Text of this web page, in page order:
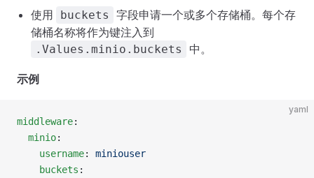
使用
buckets
字段申请一个或多个存储桶。每个存
储桶名称将作为键注入到
.Values.minio.buckets 中。
示例
yaml
middleware:
  minio
:
    username
: miniouser
    buckets
: